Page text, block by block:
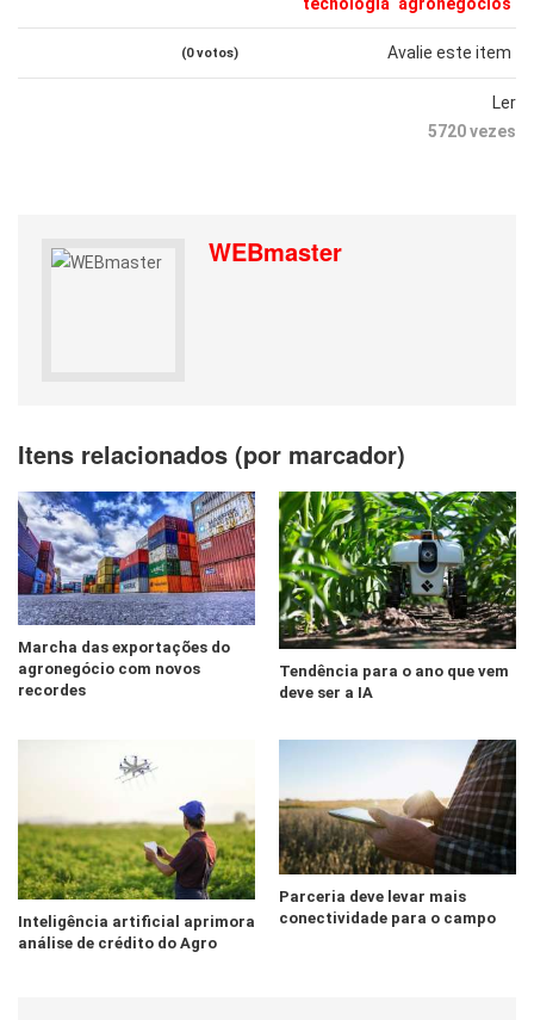
Avalie este item
(0 votos)
Ler
5720 vezes
WEBmaster
Itens relacionados (por marcador)
Marcha das exportações do
agronegócio com novos
recordes
Tendência para o ano que vem
deve ser a IA
Inteligência artificial aprimora
análise de crédito do Agro
Parceria deve levar mais
conectividade para o campo